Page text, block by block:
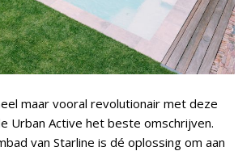
maar vooral revolutionair met deze
Urban Active het beste omschrijven.
van Starline is dé oplossing om aan